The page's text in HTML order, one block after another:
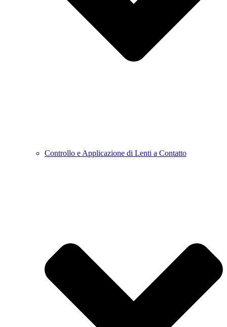
Controllo e Applicazione di Lenti a Contatto